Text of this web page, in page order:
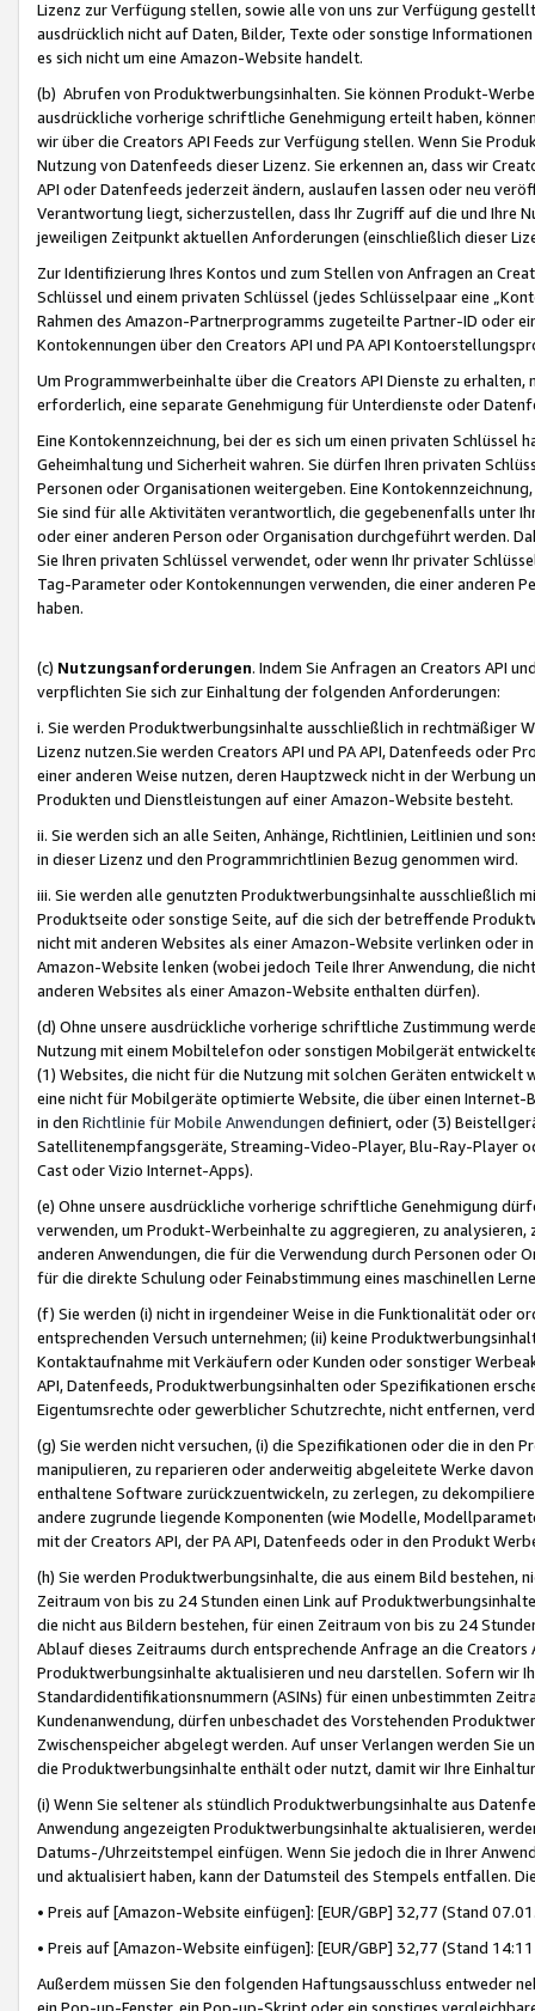
Lizenz zur Verfügung stellen, sowie alle von uns zur Verfügung
ausdrücklich nicht auf Daten, Bilder, Texte oder sonstige
es sich nicht um eine Amazon-Website handelt.
(b) Abrufen von Produktwerbungsinhalten. Sie können Produkt-
ausdrückliche vorherige schriftliche Genehmigung erteilt haben,
wir über die Creators API Feeds zur Verfügung stellen. Wenn Sie
Nutzung von Datenfeeds dieser Lizenz. Sie erkennen an, dass wir
API oder Datenfeeds jederzeit ändern, auslaufen lassen oder neu
Verantwortung liegt, sicherzustellen, dass Ihr Zugriff auf die und Ihre
jeweiligen Zeitpunkt aktuellen Anforderungen (einschließlich dieser
Zur Identifizierung Ihres Kontos und zum Stellen von Anfragen an
Schlüssel und einem privaten Schlüssel (jedes Schlüsselpaar eine
Rahmen des Amazon-Partnerprogramms zugeteilte Partner-ID oder
Kontokennungen über den Creators API und PA API
Um Programmwerbeinhalte über die Creators API Dienste zu
erforderlich, eine separate Genehmigung für Unterdienste oder
Eine Kontokennzeichnung, bei der es sich um einen privaten
Geheimhaltung und Sicherheit wahren. Sie dürfen Ihren privaten
Personen oder Organisationen weitergeben. Eine
Sie sind für alle Aktivitäten verantwortlich, die gegebenenfalls unter
oder einer anderen Person oder Organisation durchgeführt werden.
Sie Ihren privaten Schlüssel verwendet, oder wenn Ihr privater
Tag-Parameter oder Kontokennungen verwenden, die einer anderen
haben.
(c) Nutzungsanforderungen. Indem Sie Anfragen an Creators API
verpflichten Sie sich zur Einhaltung der folgenden Anforderungen:
i. Sie werden Produktwerbungsinhalte ausschließlich in rechtmäßiger
Lizenz nutzen.Sie werden Creators API und PA API, Datenfeeds oder
einer anderen Weise nutzen, deren Hauptzweck nicht in der Werbung
Produkten und Dienstleistungen auf einer Amazon-Website besteht.
ii. Sie werden sich an alle Seiten, Anhänge, Richtlinien, Leitlinien und
in dieser Lizenz und den Programmrichtlinien Bezug genommen wird.
iii. Sie werden alle genutzten Produktwerbungsinhalte ausschließlich
Produktseite oder sonstige Seite, auf die sich der betreffende
nicht mit anderen Websites als einer Amazon-Website verlinken oder
Amazon-Website lenken (wobei jedoch Teile Ihrer Anwendung, die
anderen Websites als einer Amazon-Website enthalten dürfen).
(d) Ohne unsere ausdrückliche vorherige schriftliche Zustimmung
Nutzung mit einem Mobiltelefon oder sonstigen Mobilgerät
(1) Websites, die nicht für die Nutzung mit solchen Geräten
eine nicht für Mobilgeräte optimierte Website, die über einen
in den Richtlinie für Mobile Anwendungen definiert, oder (3)
Satellitenempfangsgeräte, Streaming-Video-Player, Blu-Ray-Player
Cast oder Vizio Internet-Apps).
(e) Ohne unsere ausdrückliche vorherige schriftliche Genehmigung
verwenden, um Produkt-Werbeinhalte zu aggregieren, zu
anderen Anwendungen, die für die Verwendung durch Personen
für die direkte Schulung oder Feinabstimmung eines maschinellen
(f) Sie werden (i) nicht in irgendeiner Weise in die Funktionalität oder
entsprechenden Versuch unternehmen; (ii) keine
Kontaktaufnahme mit Verkäufern oder Kunden oder sonstiger
API, Datenfeeds, Produktwerbungsinhalten oder Spezifikationen
Eigentumsrechte oder gewerblicher Schutzrechte, nicht entfernen,
(g) Sie werden nicht versuchen, (i) die Spezifikationen oder die in
manipulieren, zu reparieren oder anderweitig abgeleitete Werke
enthaltene Software zurückzuentwickeln, zu zerlegen, zu
andere zugrunde liegende Komponenten (wie Modelle,
mit der Creators API, der PA API, Datenfeeds oder in den Produkt
(h) Sie werden Produktwerbungsinhalte, die aus einem Bild bestehen,
Zeitraum von bis zu 24 Stunden einen Link auf
die nicht aus Bildern bestehen, für einen Zeitraum von bis zu 24
Ablauf dieses Zeitraums durch entsprechende Anfrage an die
Produktwerbungsinhalte aktualisieren und neu darstellen. Sofern wir
Standardidentifikationsnummern (ASINs) für einen unbestimmten
Kundenanwendung, dürfen unbeschadet des Vorstehenden
Zwischenspeicher abgelegt werden. Auf unser Verlangen werden Sie
die Produktwerbungsinhalte enthält oder nutzt, damit wir Ihre
(i) Wenn Sie seltener als stündlich Produktwerbungsinhalte aus
Anwendung angezeigten Produktwerbungsinhalte aktualisieren,
Datums-/Uhrzeitstempel einfügen. Wenn Sie jedoch die in Ihrer
und aktualisiert haben, kann der Datumsteil des Stempels entfallen.
• Preis auf [Amazon-Website einfügen]: [EUR/GBP] 32,77 (Stand
• Preis auf [Amazon-Website einfügen]: [EUR/GBP] 32,77 (Stand
Außerdem müssen Sie den folgenden Haftungsausschluss entweder
ein Pop-up-Fenster, ein Pop-up-Skript oder ein sonstiges